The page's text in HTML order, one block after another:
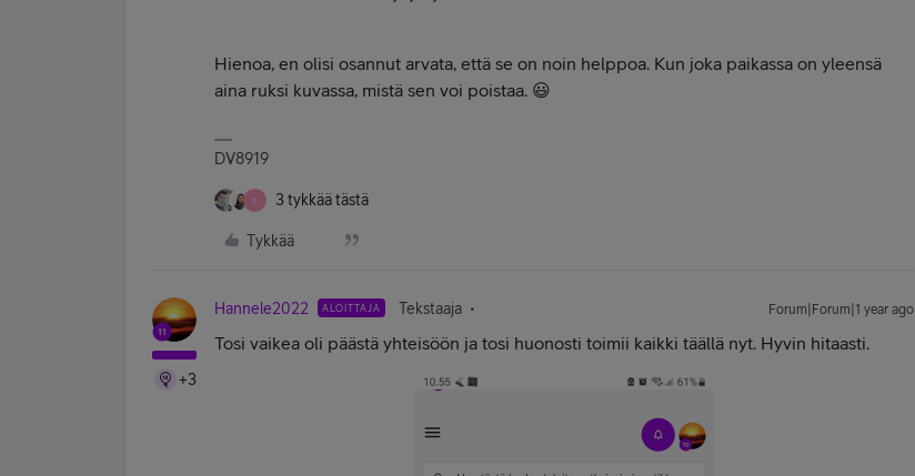
Hienoa, en olisi osannut arvata, että se on noin helppoa. Kun joka paikassa on yleensä
aina ruksi kuvassa, mistä sen voi poistaa. 😃
DV8919
S 3 tykkää tästä
Tykkää
+3
Hannele2022 ALOITTAJA Tekstaaja Forum|Forum|1 year ago
Tosi vaikea oli päästä yhteisöön ja tosi huonosti toimii kaikki täällä nyt. Hyvin hitaasti.